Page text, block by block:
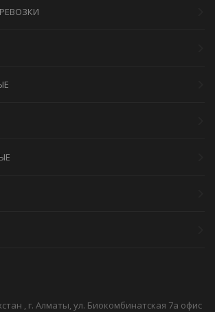
, г. Алматы, ул. Биокомбинатская 7а офис